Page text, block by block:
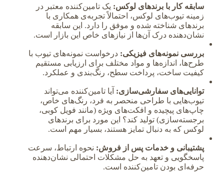
سابقه کار با برندهای لوکس: یک تامین‌کننده معتبر در
زمینه تیوب‌های لوکس، احتمالاً تجربه‌ی همکاری با
برندهای شناخته شده و موفق را دارد. این سابقه
نشان‌دهنده درک آن‌ها از نیازهای خاص این بازار است.
بررسی نمونه‌های فیزیکی: درخواست نمونه‌های تیوب با
طرح‌ها، اندازه‌ها و مواد مختلف برای ارزیابی مستقیم
کیفیت ساخت، پرداخت سطح، رنگ‌بندی و عملکرد.
توانایی‌های سفارشی‌سازی: آیا تامین‌کننده می‌تواند
تیوب‌هایی با طراحی منحصر به فرد، رنگ‌های خاص،
چاپ‌های پیچیده و افکت‌های ویژه (مانند فویل کوبی،
برجسته‌سازی) تولید کند؟ این مورد برای برندهای
لوکس که به دنبال تمایز هستند، بسیار مهم است.
پشتیبانی و خدمات پس از فروش: نحوه ارتباط، سرعت
پاسخگویی و تعهد به حل مشکلات احتمالی نشان‌دهنده
حرفه‌ای بودن تامین‌کننده است.